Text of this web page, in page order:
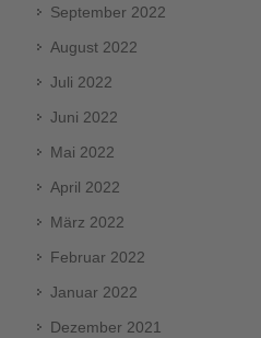
September 2022
August 2022
Juli 2022
Juni 2022
Mai 2022
April 2022
März 2022
Februar 2022
Januar 2022
Dezember 2021